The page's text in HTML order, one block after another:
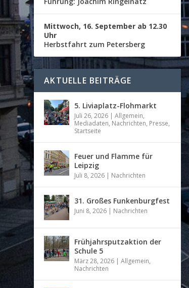
Mittwoch, 16. September ab 12.30
Uhr
Herbstfahrt zum Petersberg
AKTUELLE BEITRÄGE
5. Liviaplatz-Flohmarkt
Juli 26, 2026 |Allgemein,
Mediadaten, Nachrichten, Presse,
Startseite
Feuer und Flamme für
Leipzig
Juli 8, 2026 | Nachrichten
31. Großes Funkenburgfest
Juni 8, 2026 | Nachrichten
Frühjahrsputzaktion der
Schule 5
März 28, 2026 |Allgemein,
Nachrichten